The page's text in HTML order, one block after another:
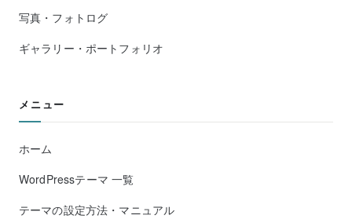
写真・フォトログ
ギャラリー・ポートフォリオ
メニュー
ホーム
WordPressテーマ 一覧
テーマの設定方法・マニュアル